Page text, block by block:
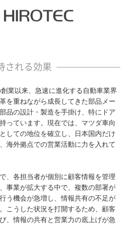
される効果
業以来、急速に進化する自動車業界
を重ねながら成長してきた部品メー
品の設計・製造を手掛け、特にドア
っています。現在では、マツダ車向
しての地位を確立し、日本国内だけ
海外拠点での営業活動に力を入れて
、各担当者が個別に顧客情報を管理
事業が拡大する中で、複数の部署が
う機会が急増し、情報共有の不足が
こうした状況を打開するため、顧客
、情報の共有と営業力の底上げが急